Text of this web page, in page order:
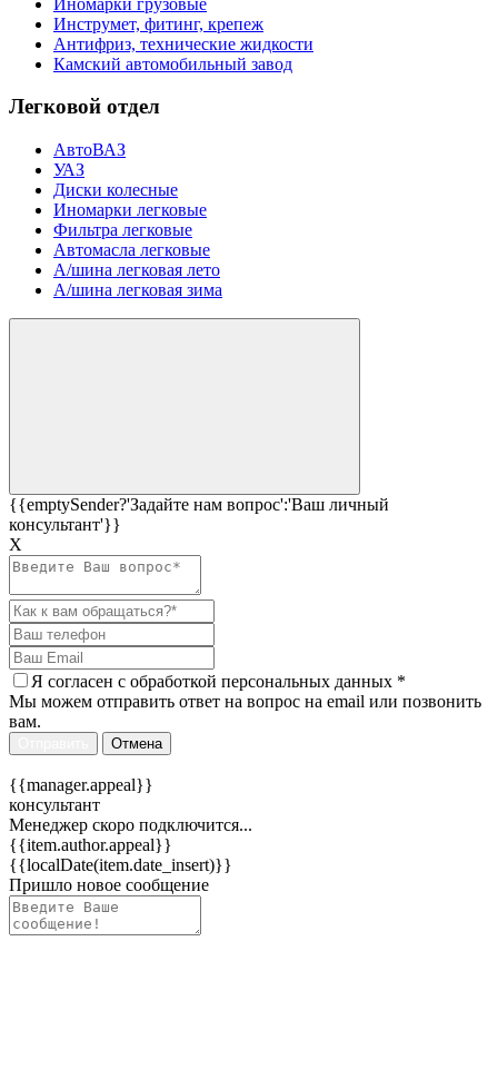
Инструмет, фитинг, крепеж
Антифриз, технические жидкости
Камский автомобильный завод
Легковой отдел
АвтоВАЗ
УАЗ
Диски колесные
Иномарки легковые
Фильтра легковые
Автомасла легковые
А/шина легковая лето
А/шина легковая зима
{{emptySender?'Задайте нам вопрос':'Ваш личный
консультант'}}
Х
Я согласен c обработкой персональных данных *
Мы можем отправить ответ на вопрос на email или позвонить
вам.
Отмена
{{manager.appeal}}
консультант
Менеджер скоро подключится...
{{item.author.appeal}}
{{localDate(item.date_insert)}}
Пришло новое сообщение